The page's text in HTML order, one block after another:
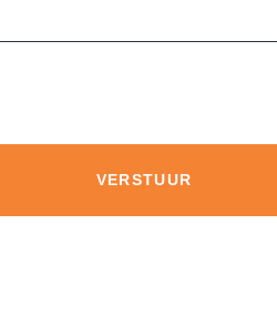
VERSTUUR